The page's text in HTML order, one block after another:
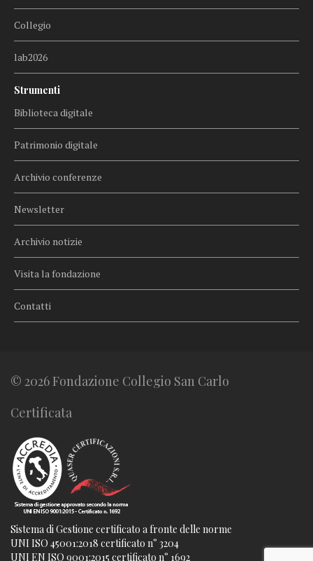
Collegio
lab2026
Strumenti
Biblioteca digitale
Patrimonio digitale
Archivio conferenze
Newsletter
Archivio notizie
Visita la fondazione
Contatti
© 2026 Fondazione Collegio San Carlo
Certificata
Sistema di Gestione certificato a fronte delle norme
UNI ISO 45001:2018 certificato n° 3204
UNI EN ISO 9001:2015 certificato n° 1692